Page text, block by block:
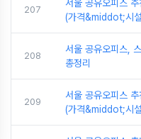
207
서울 공유오피스
(가격&middot;시
208
서울 공유오피스,
총정리
209
서울 공유오피스
(가격&middot;시